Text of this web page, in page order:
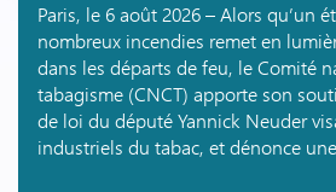
Paris, le 6 août 2026 – Alors qu’un
nombreux incendies remet en
dans les départs de feu, le Comité
tabagisme (CNCT) apporte son
de loi du député Yannick Neuder
industriels du tabac, et dénonce